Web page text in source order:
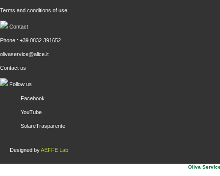
Terms and conditions of use
Contact
Phone : +39 0832 391652
olivaservice@alice.it
Contact us
Follow us
Facebook
YouTube
SolareTrasparente
Designed byAEFFE Lab
Oliva